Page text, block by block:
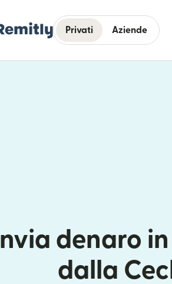
Privati Aziende
Invia denaro
dalla